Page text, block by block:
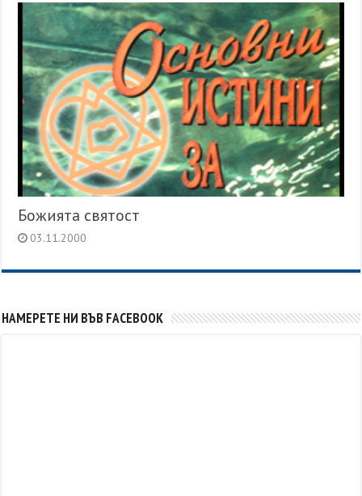
Божията святост
03.11.2000
НАМЕРЕТЕ НИ ВЪВ FACEBOOK